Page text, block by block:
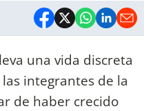
una vida discreta
integrantes de la
de haber crecido